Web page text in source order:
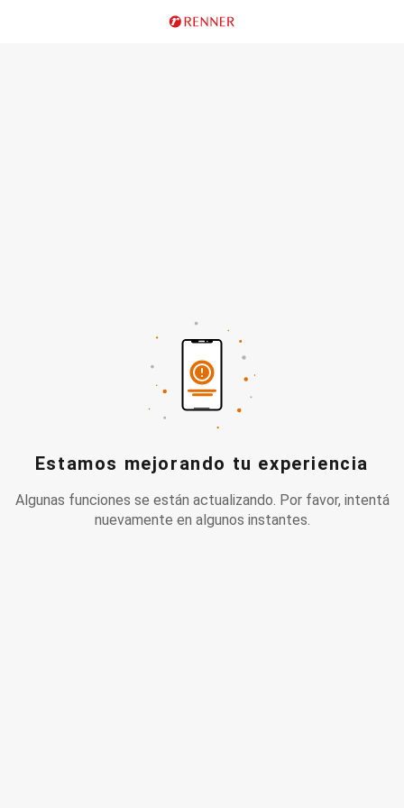
Estamos mejorando tu experiencia
Algunas funciones se están actualizando. Por favor, intentá
nuevamente en algunos instantes.